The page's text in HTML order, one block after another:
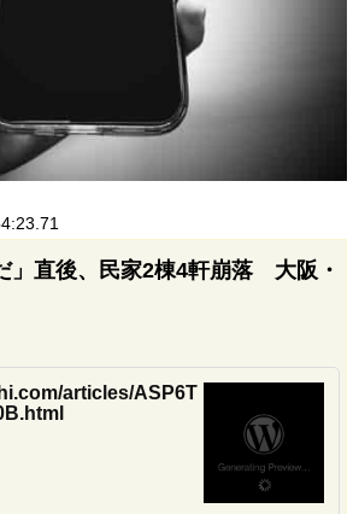
」直後、民家2棟4軒崩落 大阪・
articles/ASP6T